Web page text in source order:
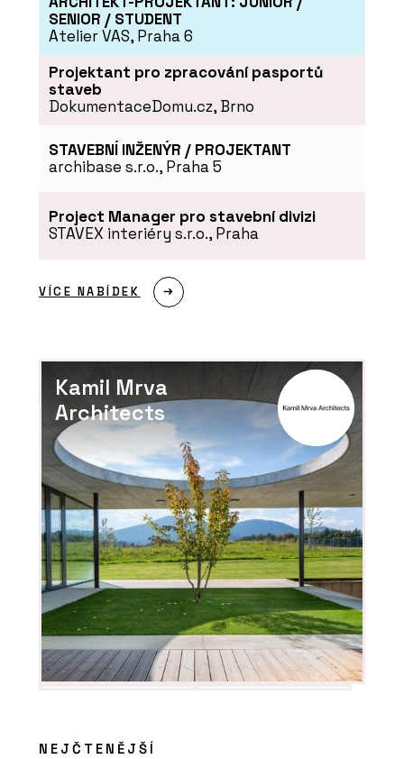
„Jen skvělý produkt nestačí, musíte
ho mít taky kde adekvátně
prezentovat,“ říká Jakub Huráb z LD
Seating. Firma z Boskovic má nový
showroom v Karlíně
PRODUKTY
Konferenční židle Flexi Light - LD
PRODUKTY
Pracovní židle Arcus - LD Seating
SENIOR / STUDENT
Atelier VAS, Praha 6
Projektant pro zpracování pasportů
staveb
DokumentaceDomu.cz, Brno
STAVEBNÍ INŽENÝR / PROJEKTANT
archibase s.r.o., Praha 5
Project Manager pro stavební divizi
STAVEX interiéry s.r.o., Praha
VÍCE NABÍDEK
Kamil Mrva
Architects
NEJČTENĚJŠÍ